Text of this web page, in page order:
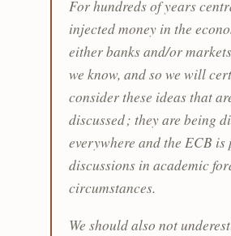
For hundreds of years
injected money in the
either banks and/or
we know, and so we will
consider these ideas that
discussed ; they are being
everywhere and the ECB is
discussions in academic
circumstances.
We should also not